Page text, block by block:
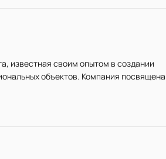
известная своим опытом в создании
объектов. Компания